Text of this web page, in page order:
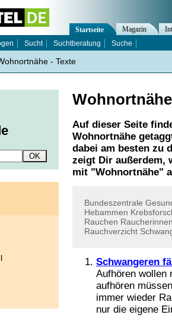
Wohnortnähe
Auf dieser Seite
Wohnortnähe
dabei am besten zu
zeigt Dir außerdem,
mit "Wohnortnähe"
Bundeszentrale
Hebammen
Rauchen
Rauchverzicht
Schwangeren
Aufhören wollen
aufhören
immer wieder
nur die eigene
Startseite Magazin
Sucht Suchtberatung Suche
- Texte